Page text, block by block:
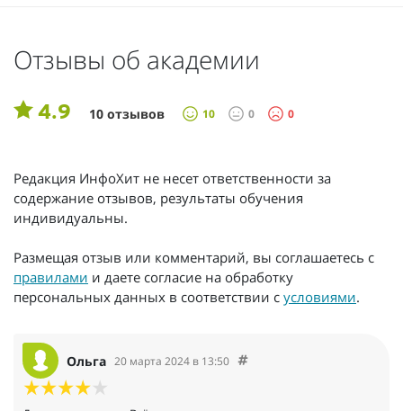
Отзывы об академии
4.9 10 отзывов 10 0 0
Редакция ИнфоХит не несет ответственности за
содержание отзывов, результаты обучения
индивидуальны.
Размещая отзыв или комментарий, вы соглашаетесь с
правилами и даете согласие на обработку
персональных данных в соответствии с условиями.
Ольга 20 марта 2024 в 13:50